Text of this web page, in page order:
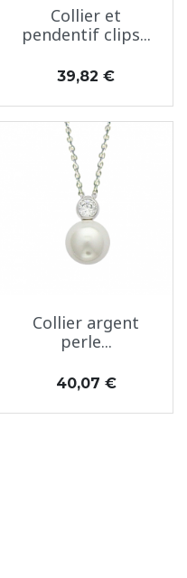
Collier et
pendentif clips...
Prix
39,82 €
Collier argent
perle...
Prix
40,07 €